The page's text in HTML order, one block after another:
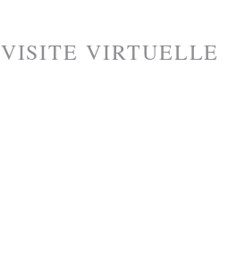
VISITE VIRTUELLE